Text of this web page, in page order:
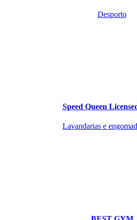
Desporto
Speed Queen
Lavandarias e